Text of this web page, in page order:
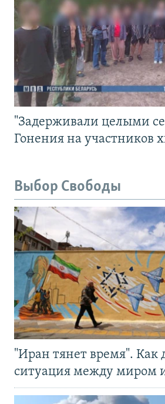
"Задерживали целыми
Гонения на участников
Выбор Свободы
"Иран тянет время". Как
ситуация между миром